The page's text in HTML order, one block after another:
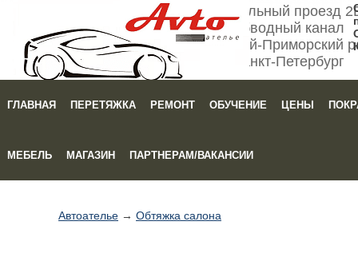
Мебельный проезд
Обводный канал
Кировский-Приморский
Санкт-Петербург
ГЛАВНАЯ ПЕРЕТЯЖКА РЕМОНТ ОБУЧЕНИЕ ЦЕНЫ
МЕБЕЛЬ МАГАЗИН ПАРТНЕРАМ/ВАКАНСИИ
Автоателье → Обтяжка салона